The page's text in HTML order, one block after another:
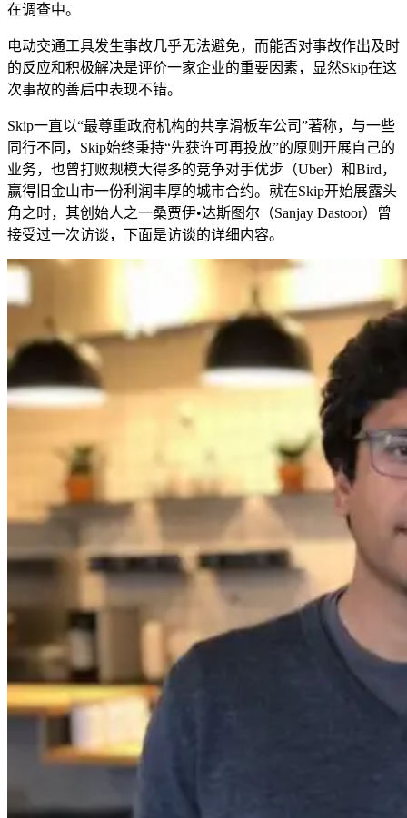
在调查中。
电动交通工具发生事故几乎无法避免，而能否对事故作出及时
的反应和积极解决是评价一家企业的重要因素，显然Skip在这
次事故的善后中表现不错。
Skip一直以“最尊重政府机构的共享滑板车公司”著称，与一些
同行不同，Skip始终秉持“先获许可再投放”的原则开展自己的
业务，也曾打败规模大得多的竞争对手优步（Uber）和Bird，
赢得旧金山市一份利润丰厚的城市合约。就在Skip开始展露头
角之时，其创始人之一桑贾伊•达斯图尔（Sanjay Dastoor）曾
接受过一次访谈，下面是访谈的详细内容。